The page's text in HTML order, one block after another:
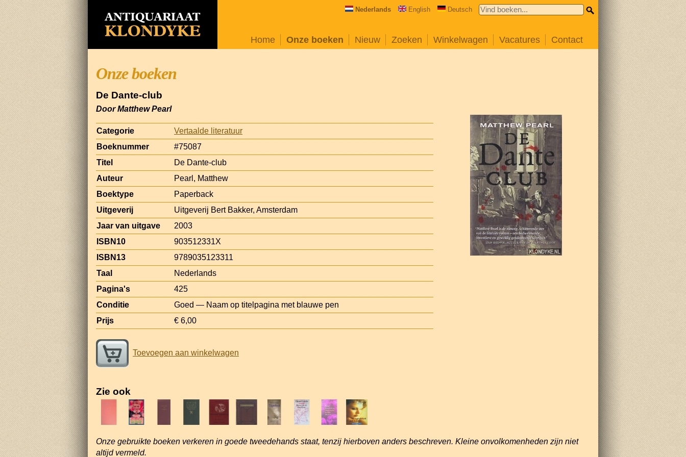
Nederlands English Deutsch
Home Onze boeken Nieuw Zoeken Winkelwagen Vacatures Contact
Onze boeken
De Dante-club
Door Matthew Pearl
Categorie
Vertaalde literatuur
Boeknummer
#75087
Titel
De Dante-club
Auteur
Pearl, Matthew
Boektype
Paperback
Uitgeverij
Uitgeverij Bert Bakker, Amsterdam
Jaar van uitgave
2003
ISBN10
903512331X
ISBN13
9789035123311
Taal
Nederlands
Pagina's
425
Conditie
Goed — Naam op titelpagina met blauwe pen
Prijs
€ 6,00
Toevoegen aan winkelwagen
Zie ook
Onze gebruikte boeken verkeren in goede tweedehands staat, tenzij hierboven anders beschreven. Kleine onvolkomenheden zijn niet
altijd vermeld.